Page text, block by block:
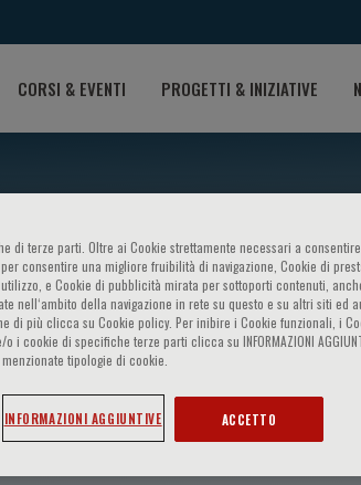
CORSI & EVENTI PROGETTI & INIZIATIVE
di terze parti. Oltre ai Cookie strettamente necessari a
consentire una migliore fruibilità di navigazione, Cookie di
e Cookie di pubblicità mirata per sottoporti contenuti,
nell‘ambito della navigazione in rete su questo e su altri siti ed
di più clicca su Cookie policy. Per inibire i Cookie funzionali, i
cookie di specifiche terze parti clicca su INFORMAZIONI
tipologie di cookie.
INFORMAZIONI AGGIUNTIVE ACCETTO